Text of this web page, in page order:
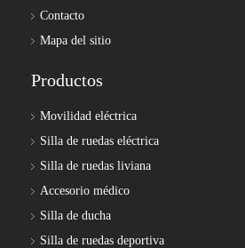
Contacto
Mapa del sitio
Productos
Movilidad eléctrica
Silla de ruedas eléctrica
Silla de ruedas liviana
Accesorio médico
Silla de ducha
Silla de ruedas deportiva